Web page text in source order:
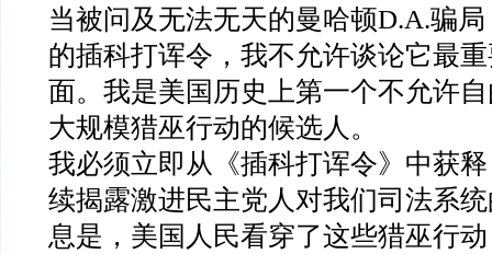
当被问及无法无天的曼哈顿D.A.骗
的插科打诨令，我不允许谈论它最
面。我是美国历史上第一个不允许
大规模猎巫行动的候选人。
我必须立即从《插科打诨令》中获
续揭露激进民主党人对我们司法系
息是，美国人民看穿了这些猎巫行